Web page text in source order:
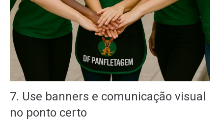
7. Use banners e comunicação visual
no ponto certo